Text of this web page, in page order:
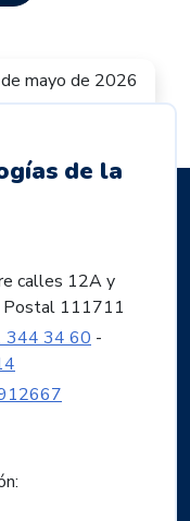
mayo de 2026
de la
calles 12A y
Postal 111711
344 34 60 -